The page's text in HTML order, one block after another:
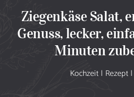
Sammlung
Ziegenkäse Salat,
Genuss, lecker,
Minuten
Kochzeit| Rezept